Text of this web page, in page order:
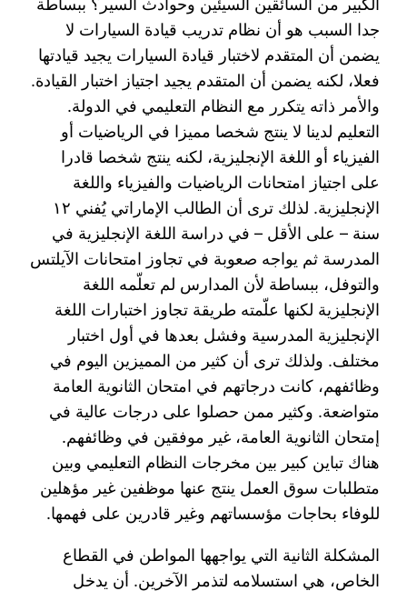
جدا السبب هو أن نظام تدريب قيادة السيارات لا
يضمن أن المتقدم لاختبار قيادة السيارات يجيد قيادتها
فعلا، لكنه يضمن أن المتقدم يجيد اجتياز اختبار القيادة.
والأمر ذاته يتكرر مع النظام التعليمي في الدولة.
التعليم لدينا لا ينتج شخصا مميزا في الرياضيات أو
الفيزياء أو اللغة الإنجليزية، لكنه ينتج شخصا قادرا
على اجتياز امتحانات الرياضيات والفيزياء واللغة
الإنجليزية. لذلك ترى أن الطالب الإماراتي يُفني ١٢
سنة – على الأقل – في دراسة اللغة الإنجليزية في
المدرسة ثم يواجه صعوبة في تجاوز امتحانات الآيلتس
والتوفل، ببساطة لأن المدارس لم تعلّمه اللغة
الإنجليزية لكنها علّمته طريقة تجاوز اختبارات اللغة
الإنجليزية المدرسية وفشل بعدها في أول اختبار
مختلف. ولذلك ترى أن كثير من المميزين اليوم في
وظائفهم، كانت درجاتهم في امتحان الثانوية العامة
متواضعة. وكثير ممن حصلوا على درجات عالية في
إمتحان الثانوية العامة، غير موفقين في وظائفهم.
هناك تباين كبير بين مخرجات النظام التعليمي وبين
متطلبات سوق العمل ينتج عنها موظفين غير مؤهلين
للوفاء بحاجات مؤسساتهم وغير قادرين على فهمها.
المشكلة الثانية التي يواجهها المواطن في القطاع
الخاص، هي استسلامه لتذمر الآخرين. أن يدخل